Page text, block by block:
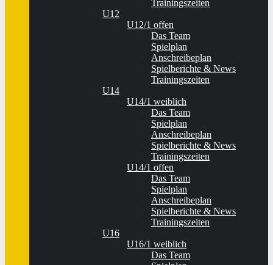
Trainingszeiten
U12
U12/1 offen
Das Team
Spielplan
Anschreibeplan
Spielberichte & News
Trainingszeiten
U14
U14/1 weiblich
Das Team
Spielplan
Anschreibeplan
Spielberichte & News
Trainingszeiten
U14/1 offen
Das Team
Spielplan
Anschreibeplan
Spielberichte & News
Trainingszeiten
U16
U16/1 weiblich
Das Team